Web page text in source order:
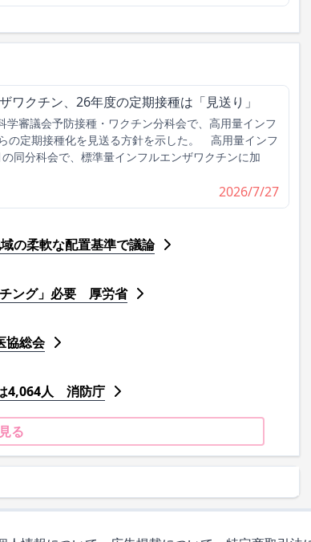
ワクチン、26年度の定期接種は「見送り」
審議会予防接種・ワクチン分科会で、高用量インフ
の定期接種化を見送る方針を示した。 高用量インフ
同分科会で、標準量インフルエンザワクチンに加
2026/7/27
の柔軟な配置基準で議論
チング」必要 厚労省
協総会
4,064人 消防庁
る